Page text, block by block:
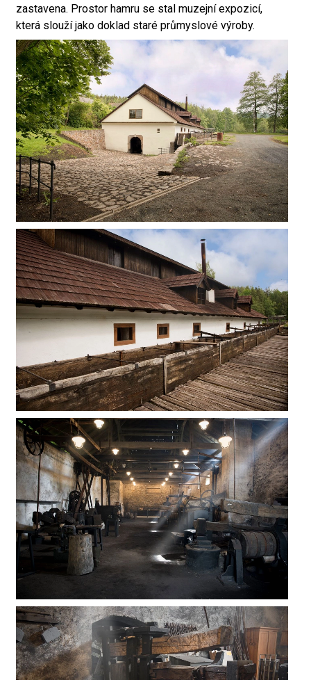
zastavena. Prostor hamru se stal muzejní expozicí,
která slouží jako doklad staré průmyslové výroby.